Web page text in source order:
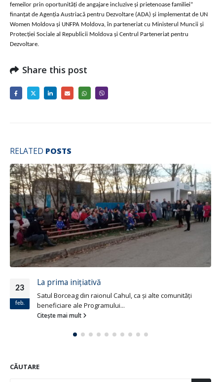
femeilor prin oportunități de angajare incluzive și prietenoase familiei”
finanțat de Agenția Austriacă pentru Dezvoltare (ADA) și implementat de UN
Women Moldova și UNFPA Moldova, în parteneriat cu Ministerul Muncii și
Protecţiei Sociale al Republicii Moldova și Centrul Parteneriat pentru
Dezvoltare.
Share this post
RELATED POSTS
23
feb.
La prima iniţiativă
Satul Borceag din raionul Cahul, ca şi alte comunităţi
beneficiare ale Programului...
Citește mai mult
CĂUTARE